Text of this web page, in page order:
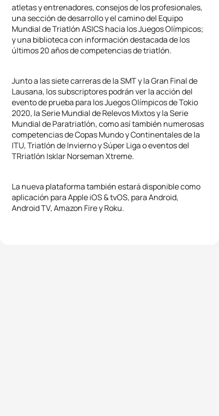
atletas y entrenadores, consejos de los profesionales,
una sección de desarrollo y el camino del Equipo
Mundial de Triatlón ASICS hacia los Juegos Olímpicos;
y una biblioteca con información destacada de los
últimos 20 años de competencias de triatlón.
Junto a las siete carreras de la SMT y la Gran Final de
Lausana, los subscriptores podrán ver la acción del
evento de prueba para los Juegos Olímpicos de Tokio
2020, la Serie Mundial de Relevos Mixtos y la Serie
Mundial de Paratriatlón, como así también numerosas
competencias de Copas Mundo y Continentales de la
ITU, Triatlón de Invierno y Súper Liga o eventos del
TRriatlón Isklar Norseman Xtreme.
La nueva plataforma también estará disponible como
aplicación para Apple iOS & tvOS, para Android,
Android TV, Amazon Fire y Roku.